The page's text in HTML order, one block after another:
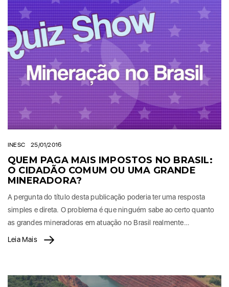
INESC 25/01/2016
QUEM PAGA MAIS IMPOSTOS NO BRASIL:
O CIDADÃO COMUM OU UMA GRANDE
MINERADORA?
A pergunta do título desta publicação poderia ter uma resposta
simples e direta. O problema é que ninguém sabe ao certo quanto
as grandes mineradoras em atuação no Brasil realmente…
Leia Mais